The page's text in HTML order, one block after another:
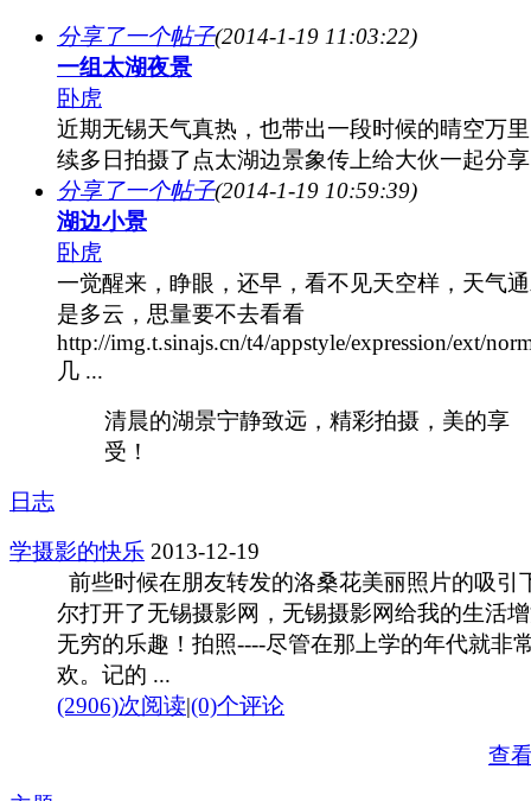
分享了一个帖子(2014-1-19 11:03:22)
一组太湖夜景
卧虎
近期无锡天气真热，也带出一段时候的晴空万
续多日拍摄了点太湖边景象传上给大伙一起分
分享了一个帖子(2014-1-19 10:59:39)
湖边小景
卧虎
一觉醒来，睁眼，还早，看不见天空样，天气
是多云，思量要不去看看
http://img.t.sinajs.cn/t4/appstyle/expression/ext/
几 ...
清晨的湖景宁静致远，精彩拍摄，美的享
受！
日志
学摄影的快乐 2013-12-19
前些时候在朋友转发的洛桑花美丽照片的吸引
尔打开了无锡摄影网，无锡摄影网给我的生活
无穷的乐趣！拍照----尽管在那上学的年代就非
欢。记的 ...
(2906)次阅读|(0)个评论
查